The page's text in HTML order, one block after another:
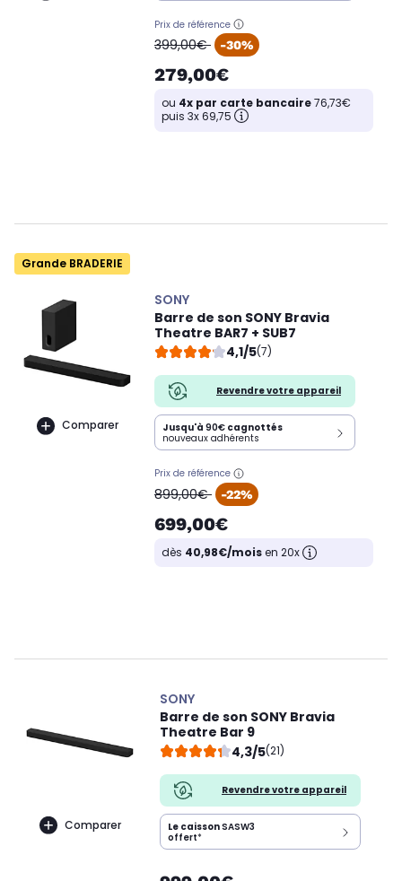
Prix de référence
oldPrice
399,00€ -30%
279,00€
ou 4x par carte bancaire76,73€
puis 3x 69,75
Grande BRADERIE
Comparer
SONY
Barre de son SONY Bravia
Theatre BAR7 + SUB7
4,1/5(7)
Revendre votre appareil
Jusqu'à 90€ cagnottés
nouveaux adhérents
Prix de référence
oldPrice
899,00€ -22%
699,00€
dès 40,98€/moisen 20x
Comparer
SONY
Barre de son SONY Bravia
Theatre Bar 9
4,3/5(21)
Revendre votre appareil
Le caissonSASW3
offert*